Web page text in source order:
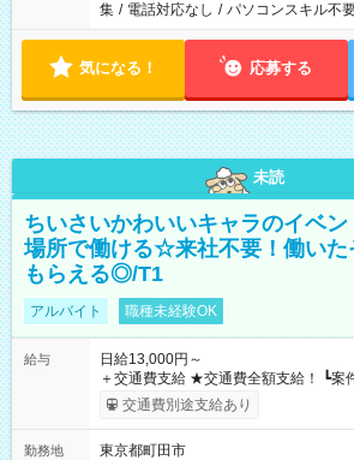
集 / 電話対応なし / パソコンスキル不
気になる！ 応募する
未読
ちいさいかわいいキャラのイベ
場所で働ける☆来社不要！働いた
もらえる◎/T1
アルバイト 職種未経験OK
給与
日給13,000円～
＋交通費支給 ★交通費全額支給！ ┗案件により規定あり ★日払
いOK！（規定あり） ┗働いたその日
ンビニATMから 日払い分を引き落とせます！ 【試
交通費別途支給あり
勤務地
東京都町田市